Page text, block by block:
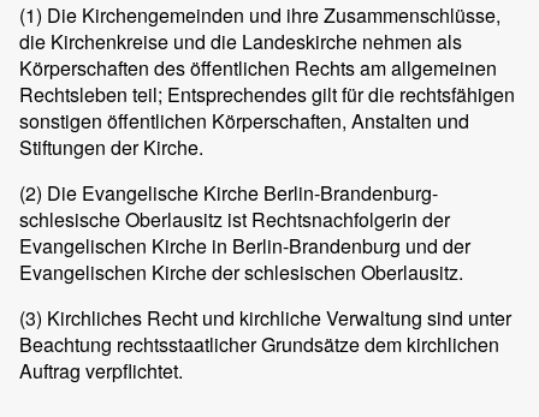
(1) Die Kirchengemeinden und ihre Zusammenschlüsse,
die Kirchenkreise und die Landeskirche nehmen als
Körperschaften des öffentlichen Rechts am allgemeinen
Rechtsleben teil; Entsprechendes gilt für die rechtsfähigen
sonstigen öffentlichen Körperschaften, Anstalten und
Stiftungen der Kirche.
(2) Die Evangelische Kirche Berlin-Brandenburg-
schlesische Oberlausitz ist Rechtsnachfolgerin der
Evangelischen Kirche in Berlin-Brandenburg und der
Evangelischen Kirche der schlesischen Oberlausitz.
(3) Kirchliches Recht und kirchliche Verwaltung sind unter
Beachtung rechtsstaatlicher Grundsätze dem kirchlichen
Auftrag verpflichtet.